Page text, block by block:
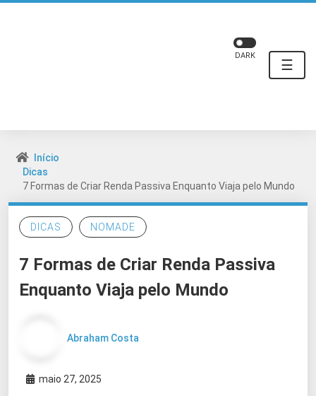
☰
DARK
Início
Dicas
7 Formas de Criar Renda Passiva Enquanto Viaja pelo Mundo
DICAS NOMADE
7 Formas de Criar Renda Passiva
Enquanto Viaja pelo Mundo
Abraham Costa
maio 27, 2025